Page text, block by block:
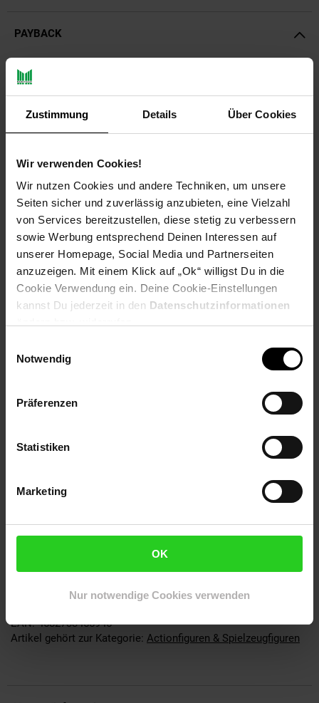
Zustimmung Details Über Cookies
Wir verwenden Cookies!
Wir nutzen Cookies und andere Techniken, um unsere
Seiten sicher und zuverlässig anzubieten, eine Vielzahl
von Services bereitzustellen, diese stetig zu verbessern
sowie Werbung entsprechend Deinen Interessen auf
unserer Homepage, Social Media und Partnerseiten
anzuzeigen. Mit einem Klick auf „Ok“ willigst Du in die
Cookie Verwendung ein. Deine Cookie-Einstellungen
kannst Du jederzeit in den Datenschutzinformationen
Notwendig
Präferenzen
Statistiken
Marketing
OK
Nur notwendige Cookies verwenden
PAYBACK
Payback Punkte
Extra°Punkte:
0
DieDemon Slayer: Kimetsu no Yaiba Xross Link Anime PVC
Statue Tanjiro Kamado 15 cmbringt den entschlossenen
Dämonenjäger detailreich ins Regal. Die Figur zeigt Tanjiro in
dynamischer Pose, mit konzentriertem Ausdruck und
sorgfältig modellierter Uniform. Feine Details an Haar, Schwert
und Muster des Outfits unterstreichen die hohe
Verarbeitungsqualität und machen die Statue zu einem
markanten Blickfang für Fans der Serie.
Durch das kompakte Format von etwa 15 cm eignet sich die
robuste PVC-Material sorgt für Stabilität und eine glatte,
sauber bemalte Oberfläche. Ob als Ergänzung zu einer
Figur setzt den Charakter authentisch in Szene.
Höhe von ca. 15 cm, passend für Vitrinen und Regale
Saubere Bemalung und sorgfältig ausgearbeitete
Robustes Material für langlebige Präsentation
EAN: 4582733455945
Artikel gehört zur Kategorie: Actionfiguren & Spielzeugfiguren